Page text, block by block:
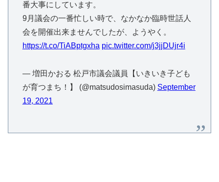
番大事にしています。
9月議会の一番忙しい時で、なかなか臨時世話人
会を開催出来ませんでしたが、ようやく。
https://t.co/TiABptgxha pic.twitter.com/j3jjDUjr4i
— 増田かおる 松戸市議会議員【いきいき子ども
が育つまち！】 (@matsudosimasuda) September
19, 2021